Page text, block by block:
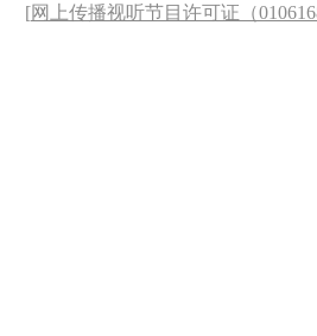
[网上传播视听节目许可证（